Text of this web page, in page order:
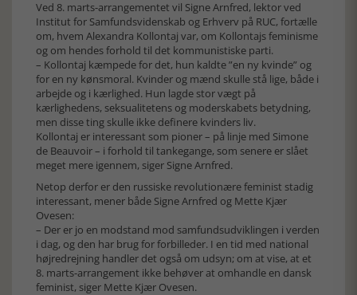
Ved 8. marts-arrangementet vil Signe Arnfred, lektor ved
Institut for Samfundsvidenskab og Erhverv på RUC, fortælle
om, hvem Alexandra Kollontaj var, om Kollontajs feminisme
og om hendes forhold til det kommunistiske parti.
– Kollontaj kæmpede for det, hun kaldte ”en ny kvinde” og
for en ny kønsmoral. Kvinder og mænd skulle stå lige, både i
arbejde og i kærlighed. Hun lagde stor vægt på
kærlighedens, seksualitetens og moderskabets betydning,
men disse ting skulle ikke definere kvinders liv.
Kollontaj er interessant som pioner – på linje med Simone
de Beauvoir – i forhold til tankegange, som senere er slået
meget mere igennem, siger Signe Arnfred.
Netop derfor er den russiske revolutionære feminist stadig
interessant, mener både Signe Arnfred og Mette Kjær
Ovesen:
– Der er jo en modstand mod samfundsudviklingen i verden
i dag, og den har brug for forbilleder. I en tid med national
højredrejning handler det også om udsyn; om at vise, at et
8. marts-arrangement ikke behøver at omhandle en dansk
feminist, siger Mette Kjær Ovesen.